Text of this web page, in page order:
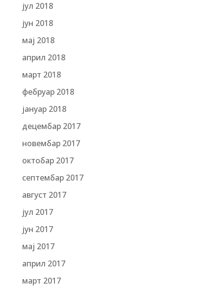
јул 2018
јун 2018
мај 2018
април 2018
март 2018
фебруар 2018
јануар 2018
децембар 2017
новембар 2017
октобар 2017
септембар 2017
август 2017
јул 2017
јун 2017
мај 2017
април 2017
март 2017